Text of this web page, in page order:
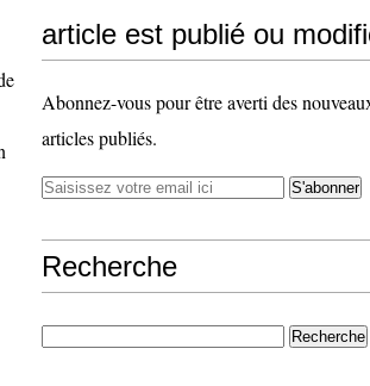
article est publié ou
Abonnez-vous pour être averti des
articles publiés.
Recherche